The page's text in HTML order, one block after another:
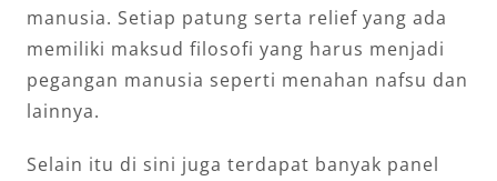
manusia. Setiap patung serta relief yang ada
memiliki maksud filosofi yang harus menjadi
pegangan manusia seperti menahan nafsu dan
lainnya.
Selain itu di sini juga terdapat banyak panel